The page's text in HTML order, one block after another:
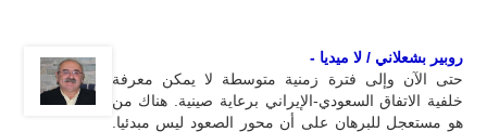
روبير بشعلاني / لا ميديا -
حتى الآن وإلى فترة زمنية متوسطة لا يمكن معرفة
خلفية الاتفاق السعودي-الإيراني برعاية صينية. هناك من
هو مستعجل للبرهان على أن محور الصعود ليس مبدئيا.